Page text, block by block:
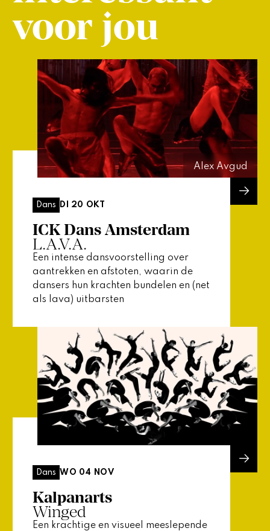
voor jou
Dans DI 20 OKT
ICK Dans Amsterdam
L.A.V.A.
Een intense dansvoorstelling over
aantrekken en afstoten, waarin de
dansers hun krachten bundelen en (net
als lava) uitbarsten
Alex Avgud
Dans WO 04 NOV
Kalpanarts
Winged
Een krachtige en visueel meeslepende